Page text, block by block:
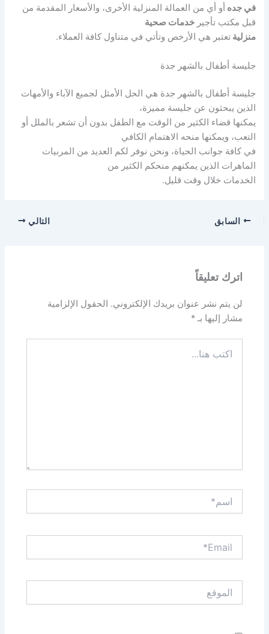
في جده أو أي من العمالة المنزلية الأخرى، والأسعار المقدمة من
قبل مكتب تأجيرخدمات صحية
منزليةتعتبر هي الأرخص وتأتي في متناول كافة العملاء.
جليسة أطفال بالشهر جدة
جليسة أطفال بالشهر جدة هي الحل الأمثل لجميع الآباء والأمهات
الذين يبحثون عن جليسة مميزة،
يمكنها قضاء الكثير من الوقت مع الطفل بدون أن تشعر بالملل أو
التعب، ويمكنها منحه الاهتمام الكافي
في كافة جوانب الحياة، ونحن نوفر لكم العديد من المربيات
الماهرات الذين يمكنهم منحكم الكثير من
الخدمات خلال وقت قليل.
السابق التالي
اترك تعليقاً
لن يتم نشر عنوان بريدك الإلكتروني. الحقول الإلزامية
مشار إليها بـ*
هنا...